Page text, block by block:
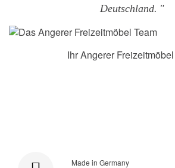
Deutschland.
Ihr Angerer
Made in Germany